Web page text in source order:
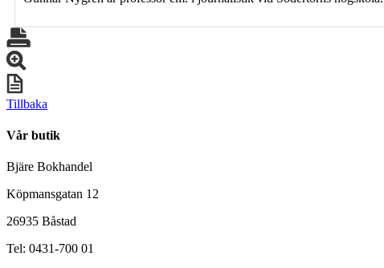
Tillbaka
Vår butik
Bjäre Bokhandel
Köpmansgatan 12
26935 Båstad
Tel: 0431-700 01